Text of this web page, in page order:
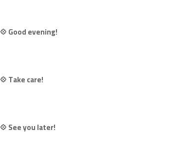
💠 Good evening!
💠 Take care!
💠 See you later!